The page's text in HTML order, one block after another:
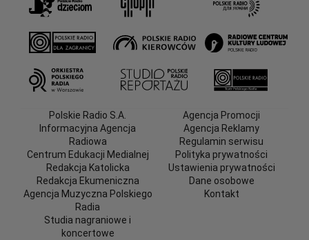
Polskie Radio S.A.
Informacyjna Agencja
Radiowa
Centrum Edukacji Medialnej
Redakcja Katolicka
Redakcja Ekumeniczna
Agencja Muzyczna Polskiego
Radia
Studia nagraniowe i
koncertowe
Agencja Promocji
Agencja Reklamy
Regulamin serwisu
Polityka prywatności
Ustawienia prywatności
Dane osobowe
Kontakt